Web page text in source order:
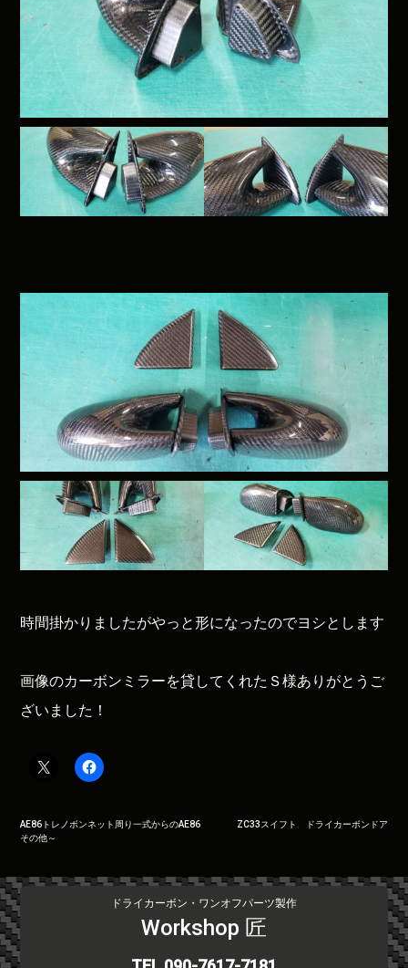
時間掛かりましたがやっと形になったのでヨシとします
画像のカーボンミラーを貸してくれたＳ様ありがとうご
ざいました！
投
稿
ビ
ゲ
ー
シ
AE86トレノボンネット周り一式からのAE86
その他～
ZC33スイフト ドライカーボンドア
ドライカーボン・ワンオフパーツ製作
Workshop 匠